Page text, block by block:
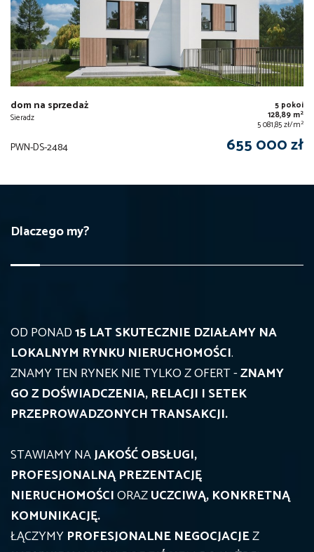
dom na sprzedaż
Sieradz
5 pokoi
128,89 m2
5 081,85 zł/m2
PWN-DS-2484 655 000 zł
Dlaczego my?
OD PONAD15 LAT SKUTECZNIE DZIAŁAMY NA
LOKALNYM RYNKU NIERUCHOMOŚCI.
ZNAMY TEN RYNEK NIE TYLKO Z OFERT -ZNAMY
GO Z DOŚWIADCZENIA, RELACJI I SETEK
PRZEPROWADZONYCH TRANSAKCJI.
STAWIAMY NAJAKOŚĆ OBSŁUGI,
PROFESJONALNĄ PREZENTACJĘ
NIERUCHOMOŚCIORAZUCZCIWĄ, KONKRETNĄ
KOMUNIKACJĘ.
ŁĄCZYMY PROFESJONALNE NEGOCJACJEZ